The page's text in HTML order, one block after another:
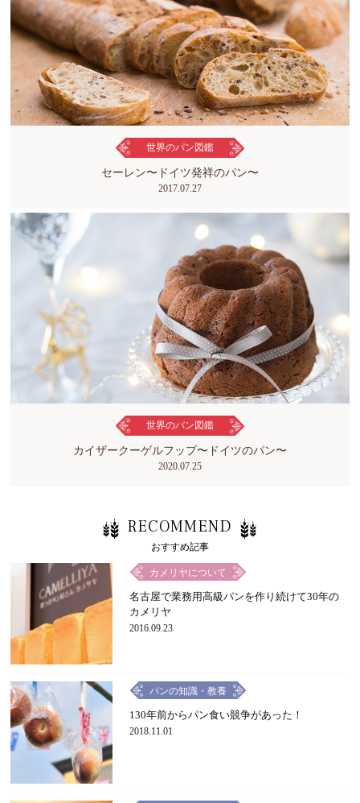
世界のパン図鑑
セーレン〜ドイツ発祥のパン〜
2017.07.27
世界のパン図鑑
カイザークーゲルフップ〜ドイツのパン〜
2020.07.25
RECOMMEND
おすすめ記事
カメリヤについて
名古屋で業務用高級パンを作り続けて30年の
カメリヤ
2016.09.23
パンの知識・教養
130年前からパン食い競争があった！
2018.11.01